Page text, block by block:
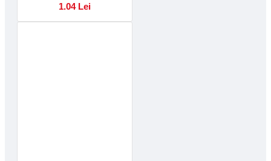
1.04 Lei